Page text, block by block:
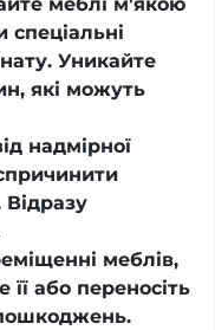
Уникайте
які можуть
надмірної
меблів,
або переносіть